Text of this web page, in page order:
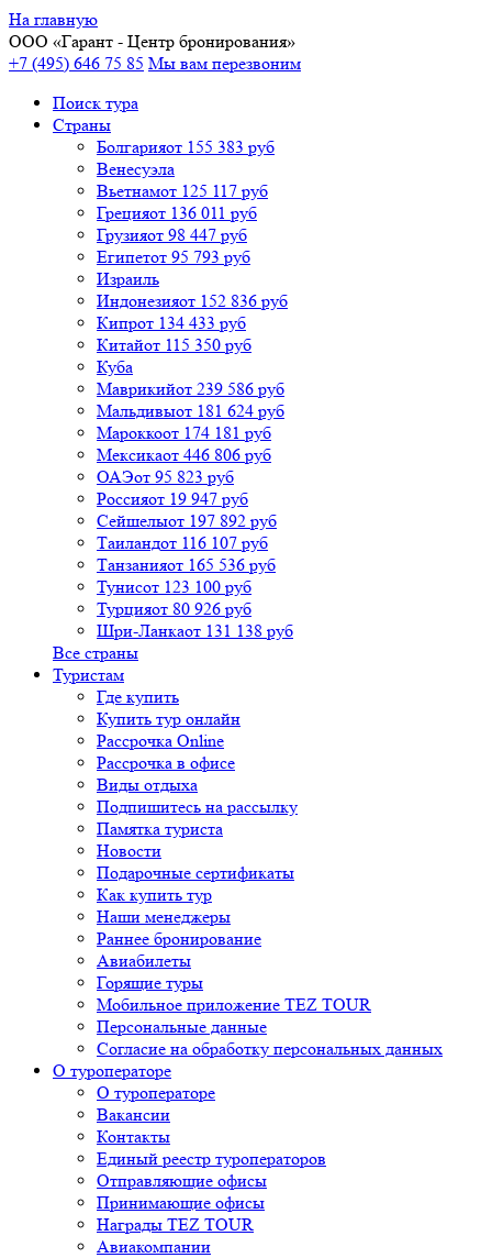
На главную
ООО «Гарант - Центр бронирования»
+7 (495) 646 75 85 Мы вам перезвоним
Поиск тура
Cтраны
Болгарияот 155 383 руб
Венесуэла
Вьетнамот 125 117 руб
Грецияот 136 011 руб
Грузияот 98 447 руб
Египетот 95 793 руб
Израиль
Индонезияот 152 836 руб
Кипрот 134 433 руб
Китайот 115 350 руб
Куба
Маврикийот 239 586 руб
Мальдивыот 181 624 руб
Мароккоот 174 181 руб
Мексикаот 446 806 руб
ОАЭот 95 823 руб
Россияот 19 947 руб
Сейшелыот 197 892 руб
Таиландот 116 107 руб
Танзанияот 165 536 руб
Тунисот 123 100 руб
Турцияот 80 926 руб
Шри-Ланкаот 131 138 руб
Все страны
Туристам
Где купить
Купить тур онлайн
Рассрочка Online
Рассрочка в офисе
Виды отдыха
Подпишитесь на рассылку
Памятка туриста
Новости
Подарочные сертификаты
Как купить тур
Наши менеджеры
Раннее бронирование
Авиабилеты
Горящие туры
Мобильное приложение TEZ TOUR
Персональные данные
Согласие на обработку персональных данных
О туроператоре
О туроператоре
Вакансии
Контакты
Единый реестр туроператоров
Отправляющие офисы
Принимающие офисы
Награды TEZ TOUR
Авиакомпании